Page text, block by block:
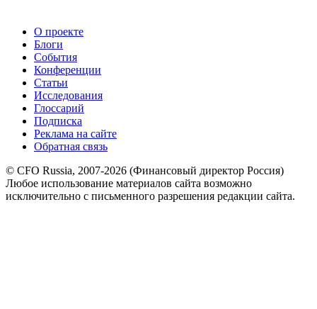
О проекте
Блоги
События
Конференции
Статьи
Исследования
Глоссарий
Подписка
Реклама на сайте
Обратная связь
© CFO Russia, 2007-2026 (Финансовый директор Россия)
Любое использование материалов сайта возможно
исключительно с письменного разрешения редакции сайта.